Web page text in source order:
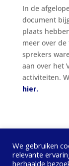
In de
document
plaats
meer over de
sprekers
aan over het
activiteiten.
hier.
We gebruiken
relevante
herhaalde